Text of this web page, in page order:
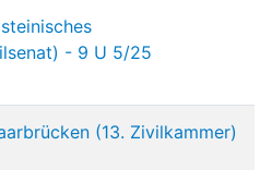
- 9 U 5/25
(13. Zivilkammer)